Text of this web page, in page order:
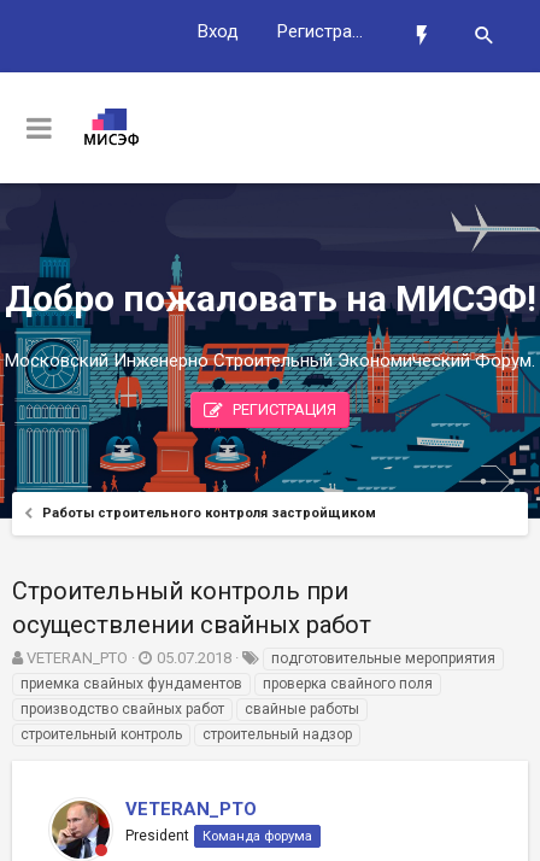
Вход Регистрация
Добро пожаловать на МИСЭФ!
Московский Инженерно Строительный Экономический Форум.
РЕГИСТРАЦИЯ
Работы строительного контроля застройщиком
Строительный контроль при
осуществлении свайных работ
А
в
о
р
VETERAN_PTO
Д
а
н
а
л
05.07.2018
е
подготовительные мероприятия
приемка свайных фундаментов
проверка свайного поля
производство свайных работ
свайные работы
строительный контроль
строительный надзор
VETERAN_PTO
President Команда форума